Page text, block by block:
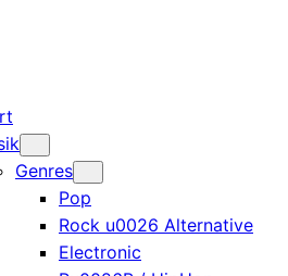
Genres
Pop
Rock u0026 Alternative
Electronic